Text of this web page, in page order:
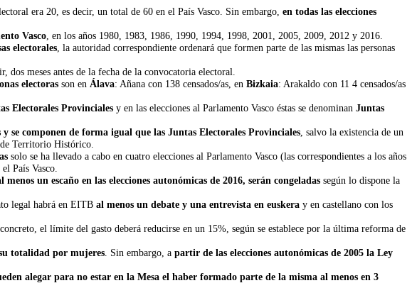
era 20, es decir, un total de 60 en el País Vasco. Sin embargo, en todas las elecciones
Vasco , en los años 1980, 1983, 1986, 1990, 1994, 1998, 2001, 2005, 2009, 2012 y 2016.
electorales , la autoridad correspondiente ordenará que formen parte de las mismas las personas
dos meses antes de la fecha de la convocatoria electoral.
electoras son en Álava: Añana con 138 censados/as, en Bizkaia: Arakaldo con 11 4 censados/as
Electorales Provinciales y en las elecciones al Parlamento Vasco éstas se denominan Juntas
se componen de forma igual que las Juntas Electorales Provinciales , salvo la existencia de un
Territorio Histórico.
solo se ha llevado a cabo en cuatro elecciones al Parlamento Vasco (las correspondientes a los años
País Vasco.
un escaño en las elecciones autonómicas de 2016, serán congeladas según lo dispone la
legal habrá en EITB al menos un debate y una entrevista en euskera y en castellano con los
concreto, el límite del gasto deberá reducirse en un 15%, según se establece por la última reforma de
totalidad por mujeres . Sin embargo, a partir de las elecciones autonómicas de 2005 la Ley
alegar para no estar en la Mesa el haber formado parte de la misma al menos en 3